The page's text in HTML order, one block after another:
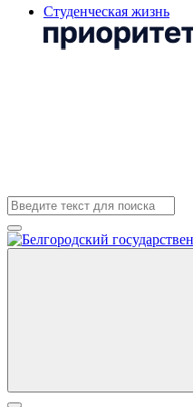
Студенческая жизнь